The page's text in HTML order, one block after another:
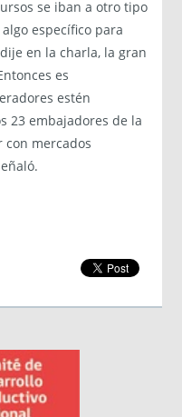
se iban a otro tipo
específico para
en la charla, la gran
es
estén
23 embajadores de la
con mercados